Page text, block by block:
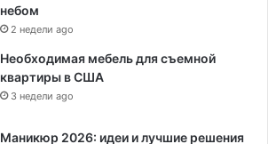
небом
2 недели ago
Необходимая мебель для съемной
квартиры в США
3 недели ago
Маникюр 2026: идеи и лучшие решения